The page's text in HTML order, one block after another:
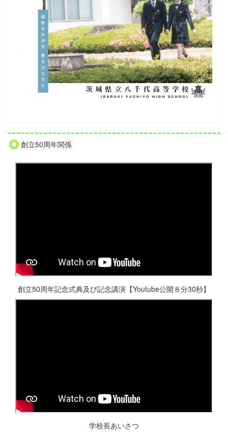
創立50周年関係
創立50周年記念式典及び記念講演【Youtube公開８分30秒】
学校長あいさつ